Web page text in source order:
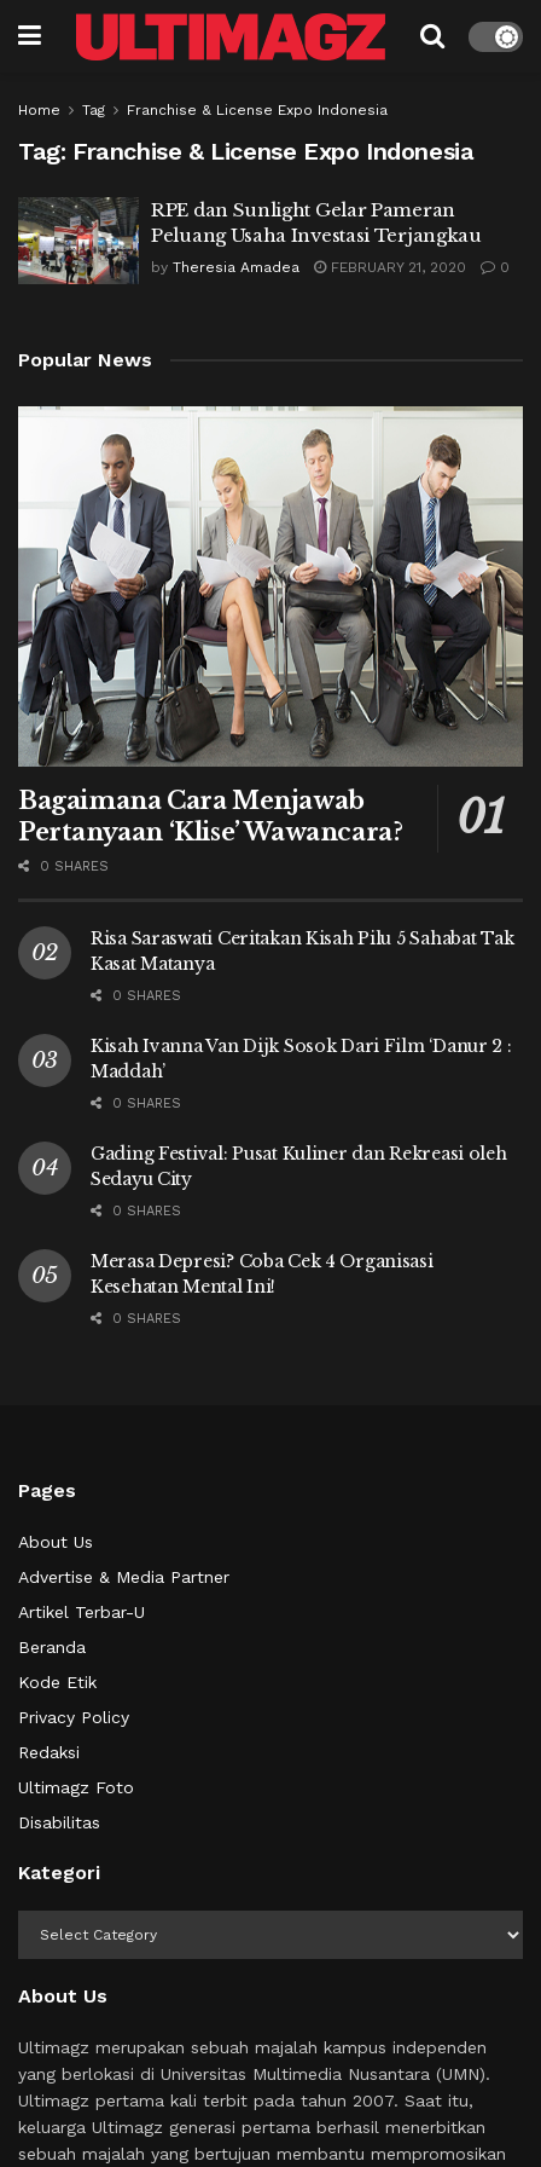
Home Tag Franchise & License Expo Indonesia
Tag: Franchise & License Expo Indonesia
RPE dan Sunlight Gelar Pameran
Peluang Usaha Investasi Terjangkau
by Theresia Amadea FEBRUARY 21, 2020 0
Popular News
Bagaimana Cara Menjawab
Pertanyaan ‘Klise’ Wawancara?
0 SHARES
Risa Saraswati Ceritakan Kisah Pilu 5 Sahabat Tak
Kasat Matanya
0 SHARES
Kisah Ivanna Van Dijk Sosok Dari Film ‘Danur 2 :
Maddah’
0 SHARES
Gading Festival: Pusat Kuliner dan Rekreasi oleh
Sedayu City
0 SHARES
Merasa Depresi? Coba Cek 4 Organisasi
Kesehatan Mental Ini!
0 SHARES
Pages
About Us
Advertise & Media Partner
Artikel Terbar-U
Beranda
Kode Etik
Privacy Policy
Redaksi
Ultimagz Foto
Disabilitas
Kategori
About Us
Ultimagz merupakan sebuah majalah kampus independen
yang berlokasi di Universitas Multimedia Nusantara (UMN).
Ultimagz pertama kali terbit pada tahun 2007. Saat itu,
keluarga Ultimagz generasi pertama berhasil menerbitkan
sebuah majalah yang bertujuan membantu mempromosikan